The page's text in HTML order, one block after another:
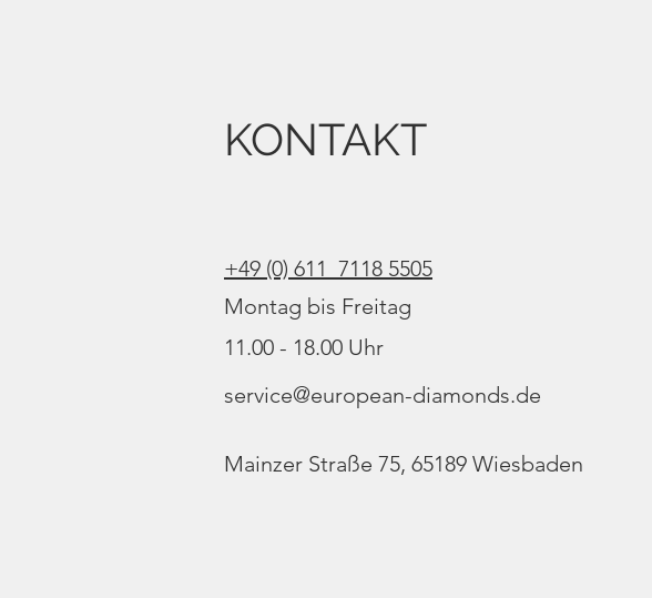
KONTAKT
+49 (0) 611 7118 5505
Montag bis Freitag
11.00 - 18.00 Uhr
service@european-diamonds.de
Mainzer Straße 75, 65189 Wiesbaden